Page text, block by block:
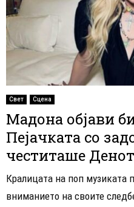
Свет Сцена
Мадона објави
Пејачката со
честиташе
Кралицата на поп музиката
вниманието на своите